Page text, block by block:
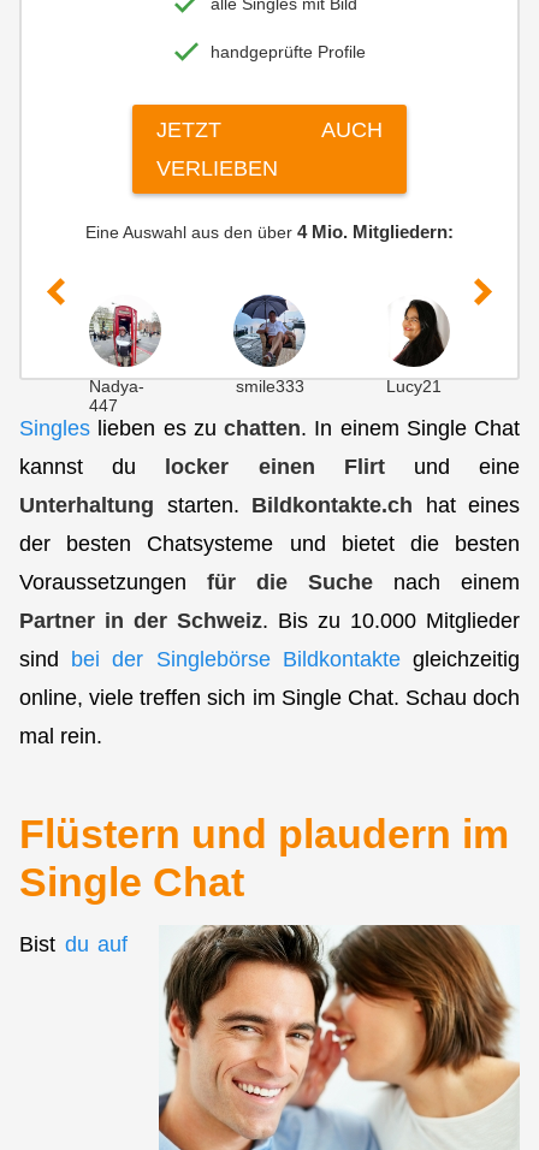
handgeprüfte Profile
JETZT AUCH
VERLIEBEN
Eine Auswahl aus den über 4 Mio. Mitgliedern:
Nadya-
447
smile333 Lucy21
Singles lieben es zu chatten. In einem Single Chat
kannst du
locker einen Flirtund eine
Unterhaltung starten. Bildkontakte.ch hat eines
der besten Chatsysteme und bietet die besten
Voraussetzungen für die Suche nach einem
Partner in der Schweiz. Bis zu 10.000 Mitglieder
sind bei der Singlebörse Bildkontaktegleichzeitig
online, viele treffen sich im Single Chat. Schau doch
mal rein.
Flüstern und plaudern im
Single Chat
Bist du auf
CONTINUE
Confidential handling of your data